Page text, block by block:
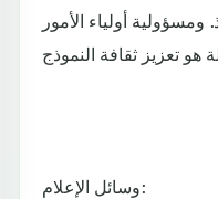
ومسؤولية أولياء الأمور
وسائل الإعلام: